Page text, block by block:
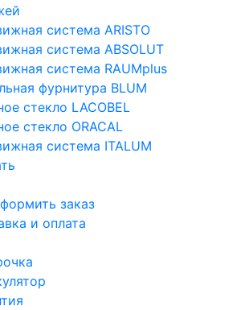
система ARISTO
система ABSOLUT
система RAUMplus
фурнитура BLUM
стекло LACOBEL
стекло ORACAL
система ITALUM
заказ
и оплата